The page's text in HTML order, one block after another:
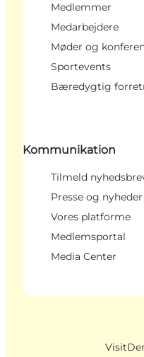
Medlemmer
Medarbejdere
Møder og
Sportevents
Bæredygtig
Kommunikation
Tilmeld
Presse og nyheder
Vores platforme
Medlemsportal
Media Center